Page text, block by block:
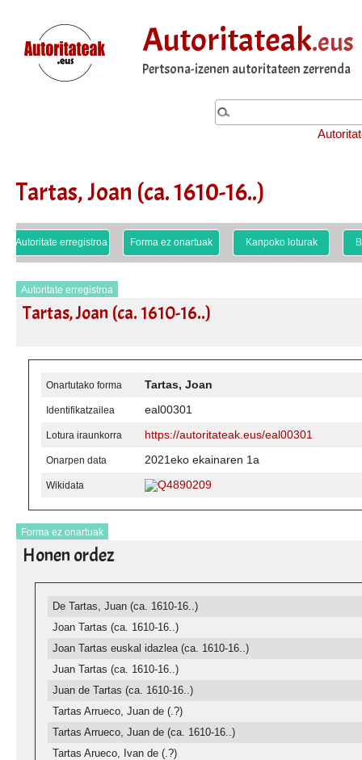
Autoritateak.eus
Pertsona-izenen autoritateen zerrenda
Tartas, Joan (ca. 1610-16..)
Autoritate erregistroa Forma ez onartuak Kanpoko loturak
Autoritate erregistroa
Tartas, Joan (ca. 1610-16..)
Onartutako forma Tartas, Joan
Identifikatzailea eal00301
Lotura iraunkorra https://autoritateak.eus/eal00301
Onarpen data 2021eko ekainaren 1a
Wikidata Q4890209
Forma ez onartuak
Honen ordez
De Tartas, Juan (ca. 1610-16..)
Joan Tartas (ca. 1610-16..)
Joan Tartas euskal idazlea (ca. 1610-16..)
Juan Tartas (ca. 1610-16..)
Juan de Tartas (ca. 1610-16..)
Tartas Arrueco, Juan de (.?)
Tartas Arrueco, Juan de (ca. 1610-16..)
Tartas Arueco, Ivan de (.?)